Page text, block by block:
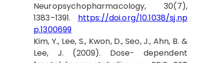
Neuropsychopharmacology, 30(7),
1383–1391. https://doi.org/10.1038/sj.np
p.1300699
Kim, Y., Lee, S., Kwon, D., Seo, J., Ahn, B. &
Lee, J. (2009). Dose- dependent